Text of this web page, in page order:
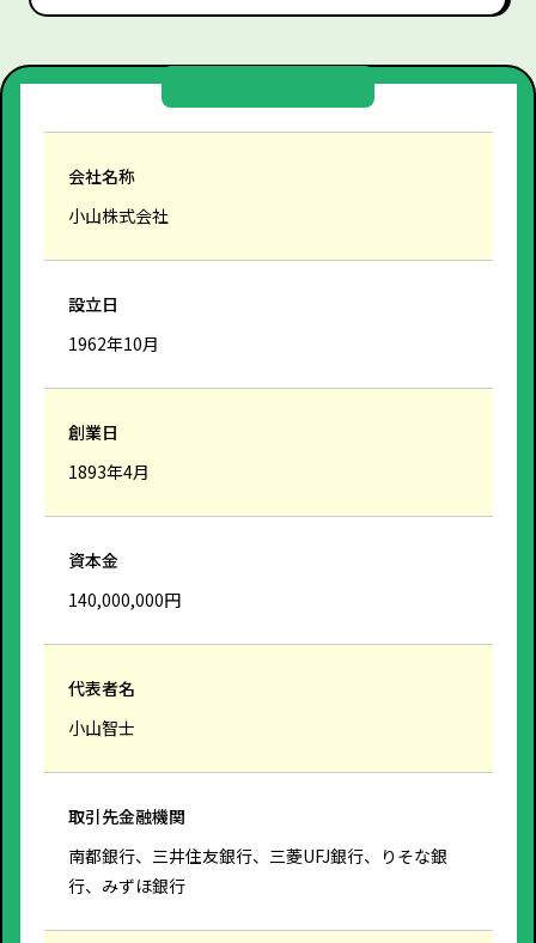
会社名称
小山株式会社
設立日
1962年10月
創業日
1893年4月
資本金
140,000,000円
代表者名
小山智士
取引先金融機関
南都銀行、三井住友銀行、三菱UFJ銀行、りそな銀
行、みずほ銀行